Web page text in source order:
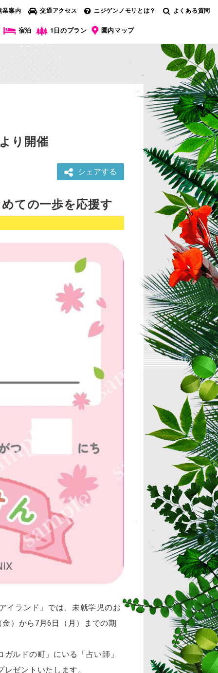
業案内 交通アクセス ニジゲンノモリとは？ よくある質問
宿泊 1日のプラン 園内マップ
り開催
シェアする
ての一歩を応援す
イランド」では、未就学児のお
）から7月6日（月）までの期
ルドの町」にいる「占い師」
ゼントいたします。